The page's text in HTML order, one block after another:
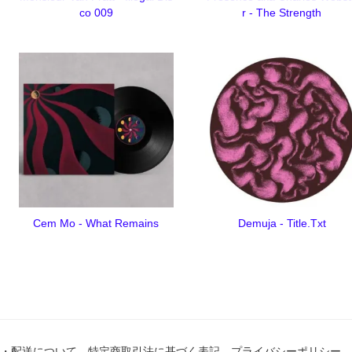
co 009
r - The Strength
Cem Mo - What Remains Demuja - Title.Txt